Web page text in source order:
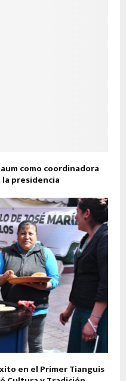
como coordinadora
presidencia
en el Primer Tianguis